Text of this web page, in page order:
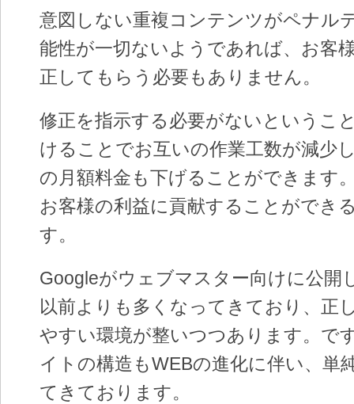
意図しない重複コンテンツがペナル
能性が一切ないようであれば、お客
正してもらう必要もありません。
修正を指示する必要がないというこ
けることでお互いの作業工数が減少
の月額料金も下げることができます
お客様の利益に貢献することができ
す。
Googleがウェブマスター向けに公開
以前よりも多くなってきており、正
やすい環境が整いつつあります。で
イトの構造もWEBの進化に伴い、単
てきております。